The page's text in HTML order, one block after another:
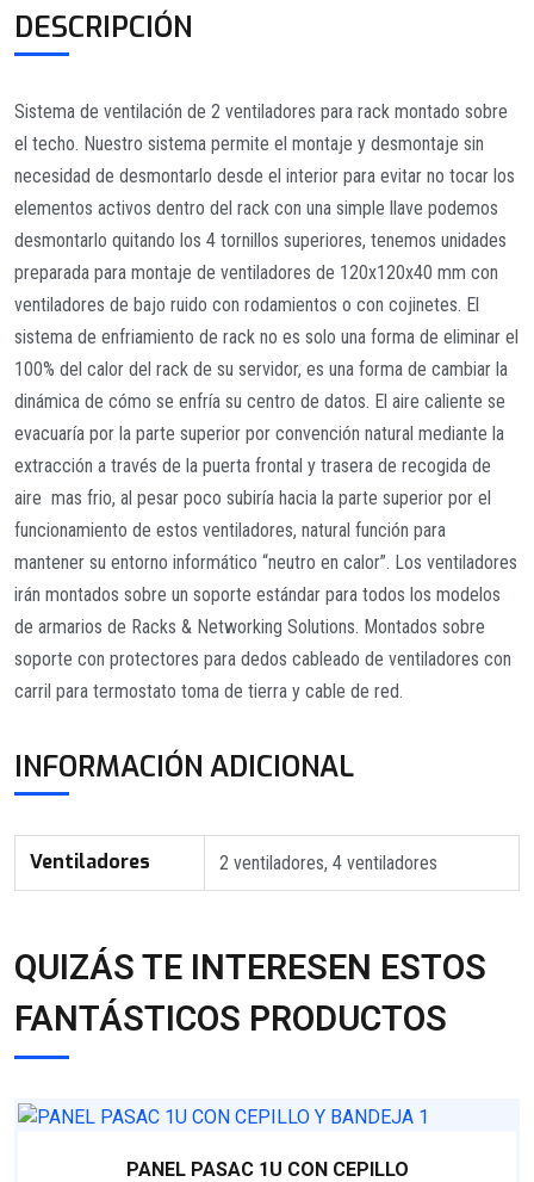
DESCRIPCIÓN
Sistema de ventilación de 2 ventiladores para rack montado sobre
el techo. Nuestro sistema permite el montaje y desmontaje sin
necesidad de desmontarlo desde el interior para evitar no tocar los
elementos activos dentro del rack con una simple llave podemos
desmontarlo quitando los 4 tornillos superiores, tenemos unidades
preparada para montaje de ventiladores de 120x120x40 mm con
ventiladores de bajo ruido con rodamientos o con cojinetes. El
sistema de enfriamiento de rack no es solo una forma de eliminar el
100% del calor del rack de su servidor, es una forma de cambiar la
dinámica de cómo se enfría su centro de datos. El aire caliente se
evacuaría por la parte superior por convención natural mediante la
extracción a través de la puerta frontal y trasera de recogida de
aire mas frio, al pesar poco subiría hacia la parte superior por el
funcionamiento de estos ventiladores, natural función para
mantener su entorno informático “neutro en calor”. Los ventiladores
irán montados sobre un soporte estándar para todos los modelos
de armarios de Racks & Networking Solutions. Montados sobre
soporte con protectores para dedos cableado de ventiladores con
carril para termostato toma de tierra y cable de red.
INFORMACIÓN ADICIONAL
Ventiladores 2 ventiladores, 4 ventiladores
QUIZÁS TE INTERESEN ESTOS
FANTÁSTICOS PRODUCTOS
PANEL PASAC 1U CON CEPILLO